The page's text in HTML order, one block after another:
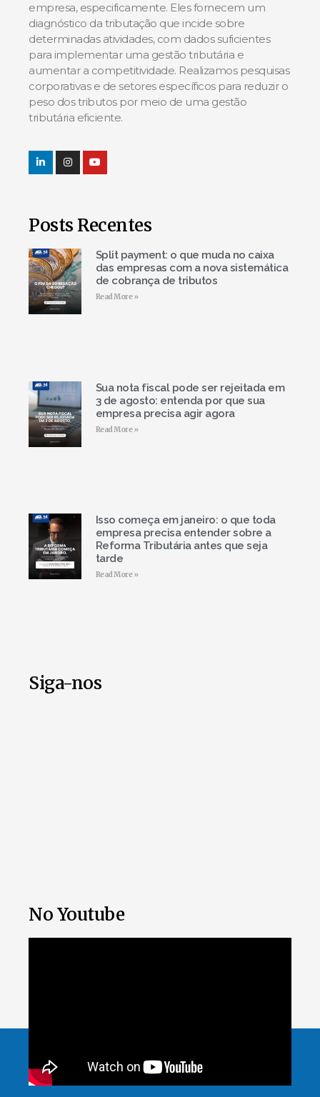
empresa, especificamente. Eles fornecem um
diagnóstico da tributação que incide sobre
determinadas atividades, com dados suficientes
para implementar uma gestão tributária e
aumentar a competitividade. Realizamos pesquisas
corporativas e de setores específicos para reduzir o
peso dos tributos por meio de uma gestão
tributária eficiente.
Posts Recentes
Split payment: o que muda no caixa
das empresas com a nova sistemática
de cobrança de tributos
Read More »
Sua nota fiscal pode ser rejeitada em
3 de agosto: entenda por que sua
empresa precisa agir agora
Read More »
Isso começa em janeiro: o que toda
empresa precisa entender sobre a
Reforma Tributária antes que seja
tarde
Read More »
Siga-nos
No Youtube